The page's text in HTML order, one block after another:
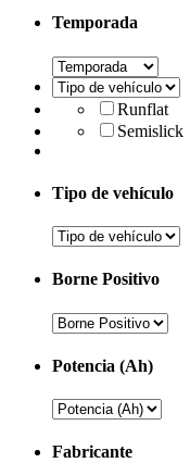
Temporada
Runflat
Semislick
Tipo de vehículo
Borne Positivo
Potencia (Ah)
Fabricante